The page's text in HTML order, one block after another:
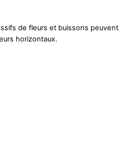
de fleurs et buissons peuvent
horizontaux.